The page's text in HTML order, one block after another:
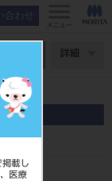
掲載し
医療
合わせ
メニュー
詳細